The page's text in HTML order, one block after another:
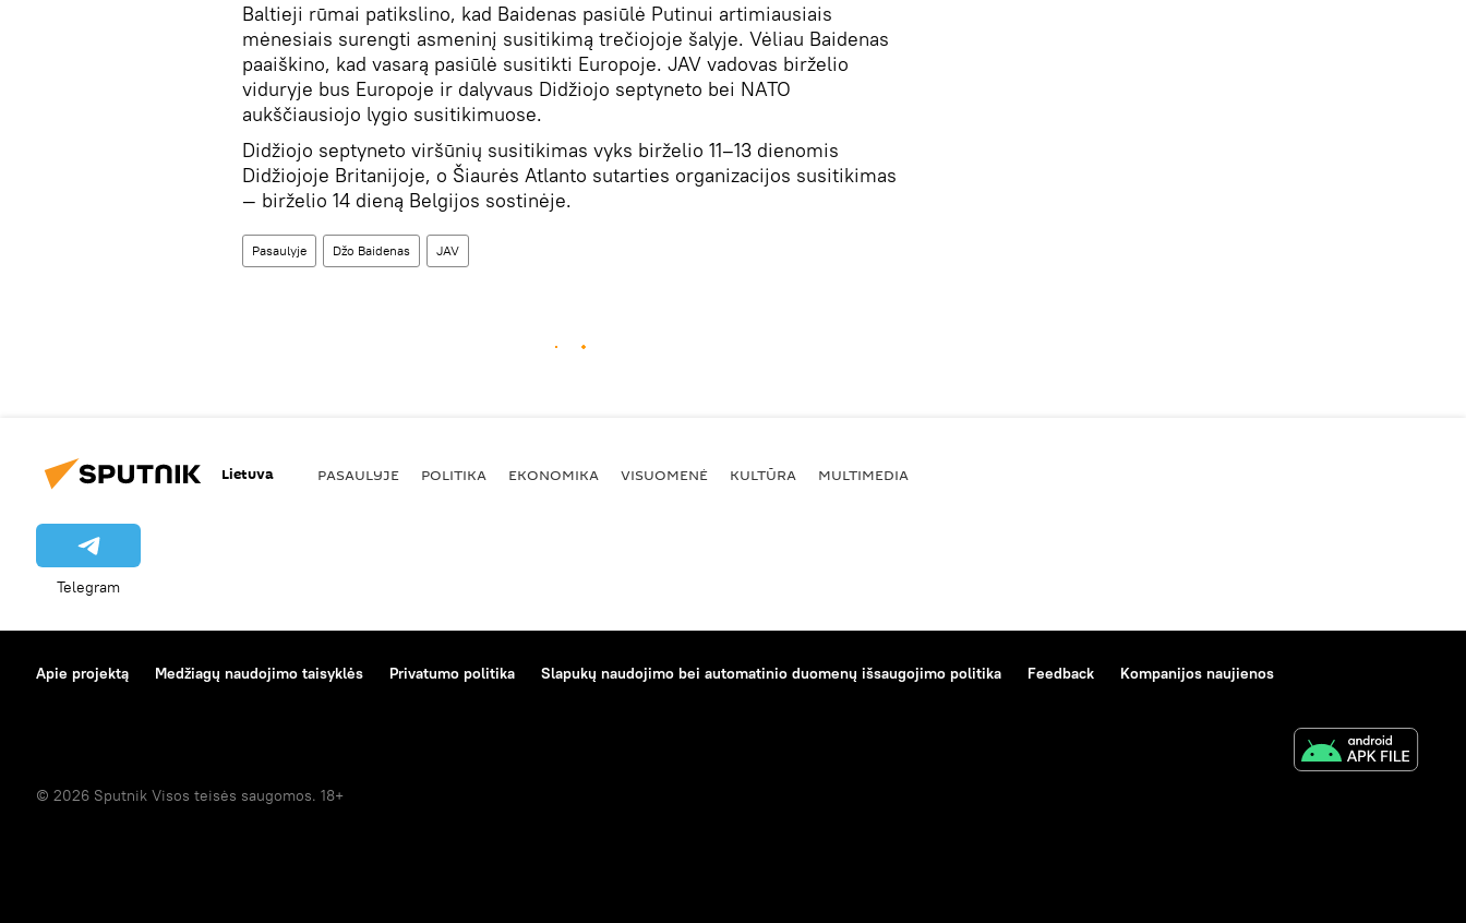
Baltieji rūmai patikslino, kad Baidenas pasiūlė Putinui artimiausiais
mėnesiais surengti asmeninį susitikimą trečiojoje šalyje. Vėliau Baidenas
paaiškino, kad vasarą pasiūlė susitikti Europoje. JAV vadovas birželio
viduryje bus Europoje ir dalyvaus Didžiojo septyneto bei NATO
aukščiausiojo lygio susitikimuose.
Didžiojo septyneto viršūnių susitikimas vyks birželio 11–13 dienomis
Didžiojoje Britanijoje, o Šiaurės Atlanto sutarties organizacijos susitikimas
— birželio 14 dieną Belgijos sostinėje.
Pasaulyje Džo Baidenas JAV
Lietuva PASAULYJE POLITIKA EKONOMIKA VISUOMENĖ KULTŪRA MULTIMEDIA
Telegram
Apie projektą Medžiagų naudojimo taisyklės Privatumo politika Slapukų naudojimo bei automatinio duomenų išsaugojimo politika Feedback Kompanijos naujienos
© 2026 Sputnik Visos teisės saugomos. 18+